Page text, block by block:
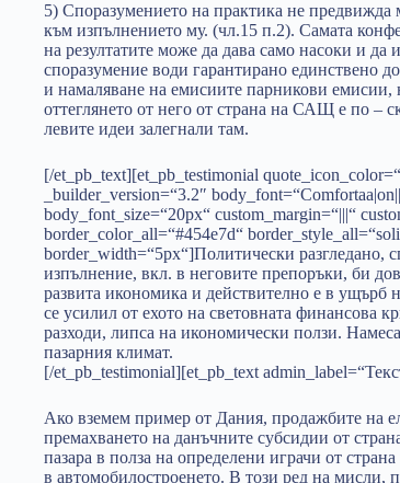
5) Споразумението на практика не предвижда
към изпълнението му. (чл.15 п.2). Самата
на резултатите може да дава само насоки и
споразумение води гарантирано единствено
и намаляване на емисиите парникови
оттеглянето от него от страна на САЩ е по –
левите идеи залегнали там.
[/et_pb_text][et_pb_testimonial
_builder_version=“3.2″
body_font_size=“20px“ custom_margin=“|||“
border_color_all=“#454e7d“
border_width=“5px“]Политически разгледано,
изпълнение, вкл. в неговите препоръки, би
развита икономика и действително е в
се усилил от ехото на световната финансова
разходи, липса на икономически ползи.
пазарния климат.
[/et_pb_testimonial][et_pb_text
Ако вземем пример от Дания, продажбите на
премахването на данъчните субсидии от
пазара в полза на определени играчи от
в автомобилостроенето. В този ред на мисли,